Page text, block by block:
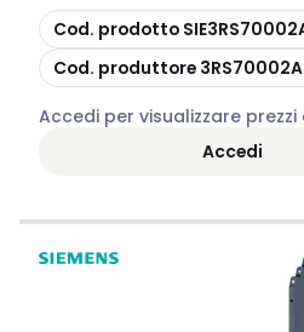
copia
Cod. prodotto
copia
Cod. produttore
Accedi per visualizzare
Accedi